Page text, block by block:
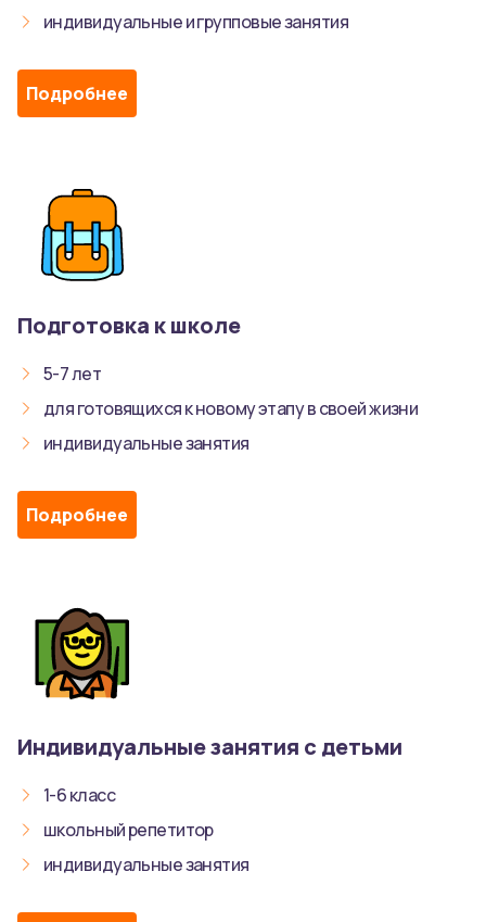
индивидуальные и групповые занятия
Подробнее
Подготовка к школе
5-7 лет
для готовящихся к новому этапу в своей жизни
индивидуальные занятия
Подробнее
Индивидуальные занятия с детьми
1-6 класс
школьный репетитор
индивидуальные занятия